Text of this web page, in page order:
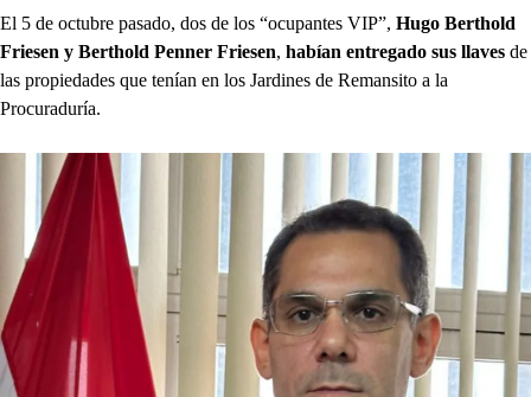
El 5 de octubre pasado, dos de los “ocupantes VIP”, Hugo Berthold
Friesen y Berthold Penner Friesen, habían entregado sus llaves de
las propiedades que tenían en los Jardines de Remansito a la
Procuraduría.